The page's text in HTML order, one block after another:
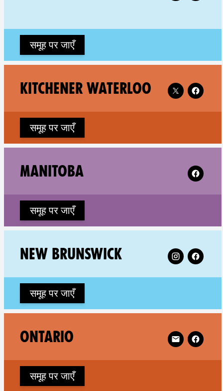
समूह पर जाएँ
KITCHENER WATERLOO Follow XR
समूह पर जाएँ
MANITOBA Follow
समूह पर जाएँ
NEW BRUNSWICK Follow XR
समूह पर जाएँ
ONTARIO Follow XR
समूह पर जाएँ